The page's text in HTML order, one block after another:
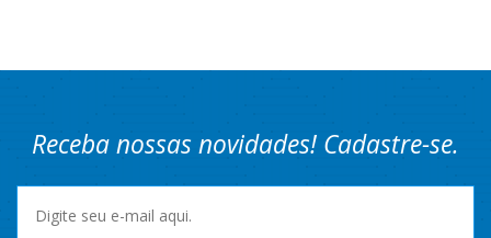
Receba nossas novidades! Cadastre-se.